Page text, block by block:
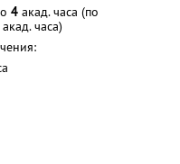
4 акад. часа (по
акад. часа)